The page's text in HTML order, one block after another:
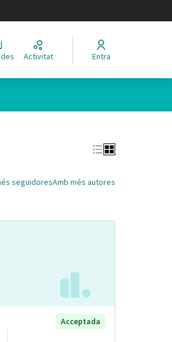
Activitat Entra
seguidoresAmb més autores
Acceptada